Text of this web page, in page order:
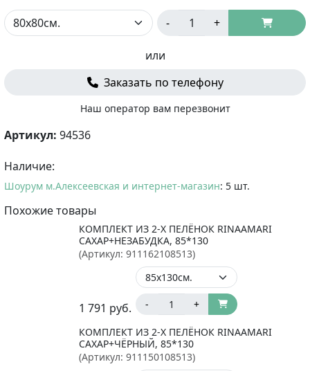
- +
или
Заказать по телефону
Наш оператор вам перезвонит
Артикул: 94536
Наличие:
Шоурум м.Алексеевская и интернет-магазин: 5 шт.
Похожие товары
КОМПЛЕКТ ИЗ 2-Х ПЕЛЁНОК RINAAMARI
САХАР+НЕЗАБУДКА, 85*130
(Артикул: 911162108513)
1 791 руб. - +
КОМПЛЕКТ ИЗ 2-Х ПЕЛЁНОК RINAAMARI
САХАР+ЧЁРНЫЙ, 85*130
(Артикул: 911150108513)